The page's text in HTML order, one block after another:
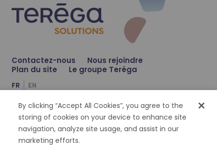
Contactez-nous
Nous rejoindre
Plan du site
Le groupe Teréga
FR EN
Compte Facebook
Compte Twitter
Compte Linkedin
Gestion des cookies Données personnelles
Mentions légales Accessibilité : partiellement conforme
By clicking “Accept All Cookies”, you agree to the
storing of cookies on your device to enhance site
navigation, analyze site usage, and assist in our
marketing efforts.